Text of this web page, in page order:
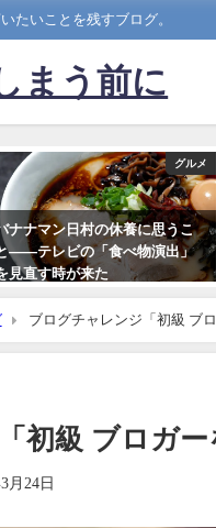
たいことを残すブログ。
まう前に
グルメ
ナナマン日村の休養に思うこ
――テレビの「食べ物演出」
見直す時が来た
ブログチャレンジ「初級 ブ
初級 ブロガ
月24日